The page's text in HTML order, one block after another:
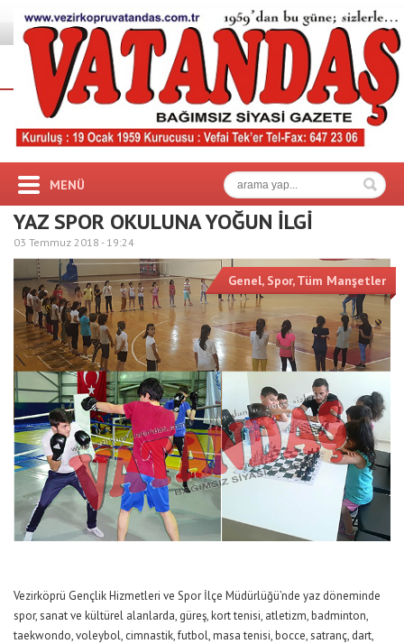
MENÜ
YAZ SPOR OKULUNA YOĞUN İLGİ
03 Temmuz 2018 - 19:24
Genel, Spor,Tüm Manşetler
Vezirköprü Gençlik Hizmetleri ve Spor İlçe Müdürlüğü’nde yaz döneminde
spor, sanat ve kültürel alanlarda, güreş, kort tenisi, atletizm, badminton,
taekwondo, voleybol, cimnastik, futbol, masa tenisi, bocce, satranç, dart,